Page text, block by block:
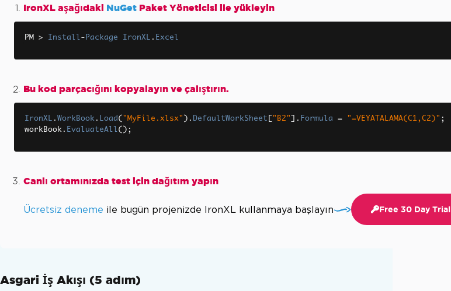
Dönüm Noktaları: Geliştirme
Video Eğitimleri
API Referansi
IronXL aşağıdaki NuGet Paket Yöneticisi ile yükleyin
PM > Install- Package IronXL . Excel
Bu kod parçacığını kopyalayın ve çalıştırın.
IronXL . WorkBook . Load ( "MyFile.xlsx" ). DefaultWorkSheet "B2" ]. Formula = "=VEYATALAMA(C1,C2)" ;
workBook . EvaluateAll();
Canlı ortamınızda test için dağıtım yapın
Ücretsiz deneme ile bugün projenizde IronXL kullanmaya başlayın Free 30 Day Trial
Asgari İş Akışı (5 adım)